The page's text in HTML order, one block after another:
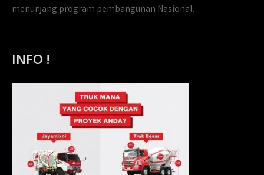
menunjang program pembangunan Nasional.
INFO !